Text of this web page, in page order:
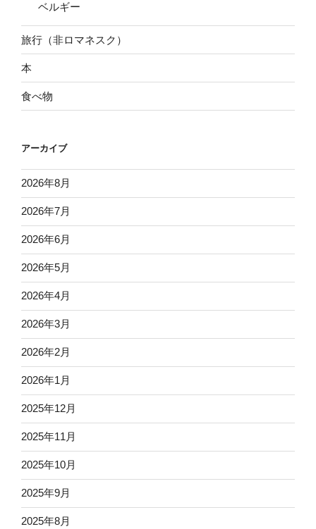
ベルギー
旅行（非ロマネスク）
本
食べ物
アーカイブ
2026年8月
2026年7月
2026年6月
2026年5月
2026年4月
2026年3月
2026年2月
2026年1月
2025年12月
2025年11月
2025年10月
2025年9月
2025年8月